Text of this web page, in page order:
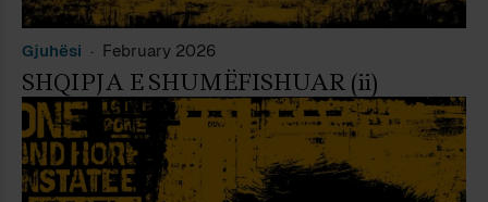
Gjuhësi February 2026
SHQIPJA E SHUMËFISHUAR (ii)